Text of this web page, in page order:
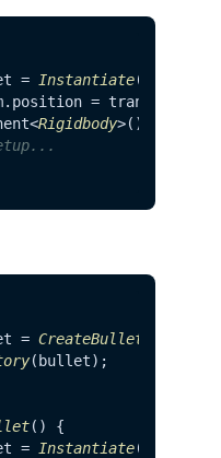
= Instantiate
. position = transform.
<Rigidbody>().
= CreateBullet
(bullet);
() {
= Instantiate